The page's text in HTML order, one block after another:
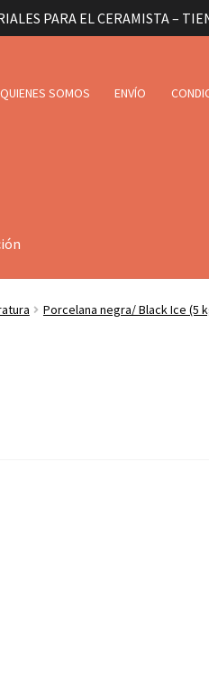
PARA EL CERAMISTA –
QUIENES SOMOS ENVÍO
Porcelana negra/ Black Ice (5